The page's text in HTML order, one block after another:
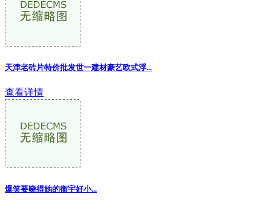
天津老砖片特价批发世一建材豪艺欧式浮...
查看详情
爆笑要晓得她的衡宇好小...